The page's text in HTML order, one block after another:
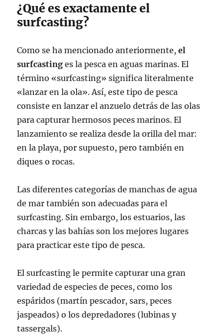
¿Qué es exactamente el
surfcasting?
Como se ha mencionado anteriormente,el
surfcasting es la pesca en aguas marinas. El
término «surfcasting» significa literalmente
«lanzar en la ola». Así, este tipo de pesca
consiste en lanzar el anzuelo detrás de las olas
para capturar hermosos peces marinos. El
lanzamiento se realiza desde la orilla del mar:
en la playa, por supuesto, pero también en
diques o rocas.
Las diferentes categorías de manchas de agua
de mar también son adecuadas para el
surfcasting. Sin embargo, los estuarios, las
charcas y las bahías son los mejores lugares
para practicar este tipo de pesca.
El surfcasting le permite capturar una gran
variedad de especies de peces, como los
espáridos (martín pescador, sars, peces
jaspeados) o los depredadores (lubinas y
tassergals).